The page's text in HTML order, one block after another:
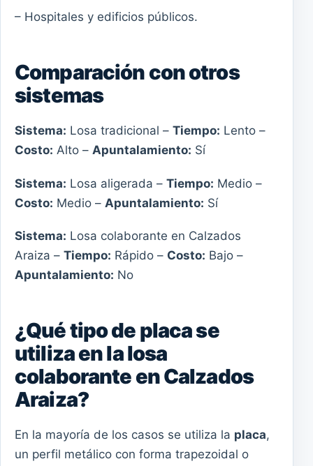
– Hospitales y edificios públicos.
Comparación con otros
sistemas
Sistema: Losa tradicional – Tiempo: Lento –
Costo: Alto – Apuntalamiento: Sí
Sistema: Losa aligerada – Tiempo: Medio –
Costo: Medio – Apuntalamiento: Sí
Sistema: Losa colaborante en Calzados
Araiza – Tiempo: Rápido – Costo: Bajo –
Apuntalamiento: No
¿Qué tipo de placa se
utiliza en la losa
colaborante en Calzados
Araiza?
En la mayoría de los casos se utiliza la placa,
un perfil metálico con forma trapezoidal o